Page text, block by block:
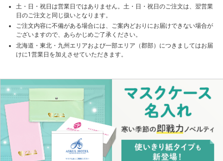
土・日・祝日は営業日ではありません。土・日・祝日のご注文は、翌営業
日のご注文と同じ扱いとなります。
ご注文内容に不備がある場合には、ご案内どおりにお届けできない場合が
ございますので、あらかじめご了承ください。
北海道・東北・九州エリアおよび一部エリア（郡部）につきましてはお届
けに1営業日を加えさせていただきます。